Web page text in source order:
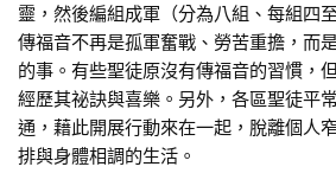
靈，然後編組成軍（分為八組、每組四
傳福音不再是孤軍奮戰、勞苦重擔，而
的事。有些聖徒原沒有傳福音的習慣，
經歷其祕訣與喜樂。另外，各區聖徒平
通，藉此開展行動來在一起，脫離個人
排與身體相調的生活。